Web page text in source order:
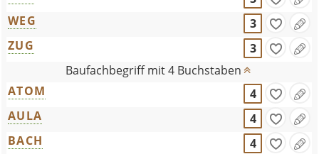
WEG
3
ZUG
3
Baufachbegriff mit 4 Buchstaben
ATOM
4
AULA
4
BACH
4